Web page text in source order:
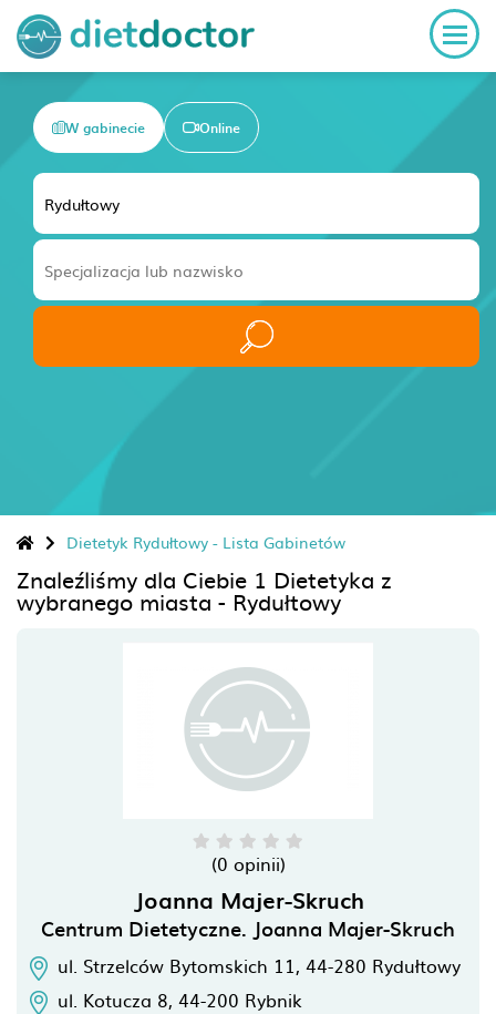
W gabinecie Online
Dietetyk Rydułtowy - Lista Gabinetów
Znaleźliśmy dla Ciebie 1 Dietetyka z
wybranego miasta - Rydułtowy
(0 opinii)
Joanna Majer-Skruch
Centrum Dietetyczne. Joanna Majer-Skruch
ul. Strzelców Bytomskich 11, 44-280 Rydułtowy
ul. Kotucza 8, 44-200 Rybnik